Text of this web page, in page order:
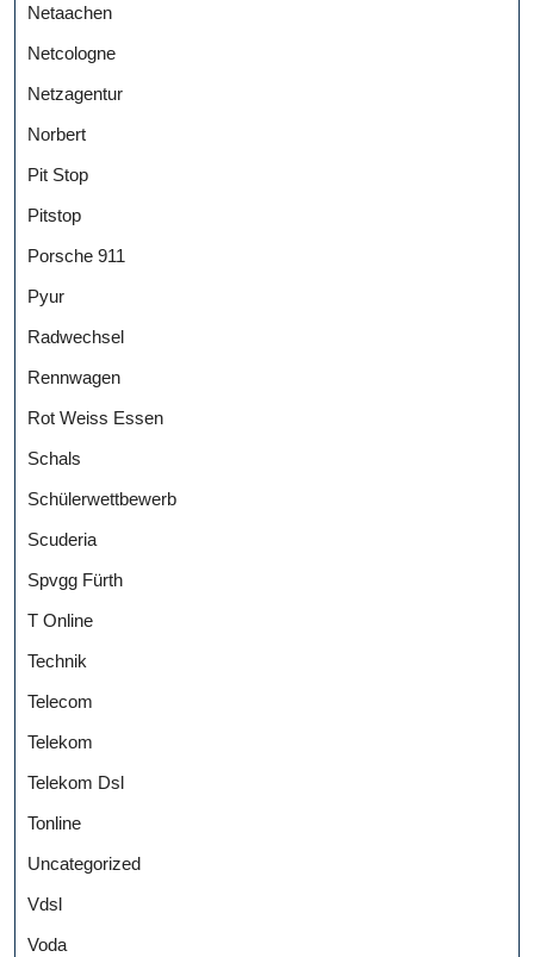
Netaachen
Netcologne
Netzagentur
Norbert
Pit Stop
Pitstop
Porsche 911
Pyur
Radwechsel
Rennwagen
Rot Weiss Essen
Schals
Schülerwettbewerb
Scuderia
Spvgg Fürth
T Online
Technik
Telecom
Telekom
Telekom Dsl
Tonline
Uncategorized
Vdsl
Voda